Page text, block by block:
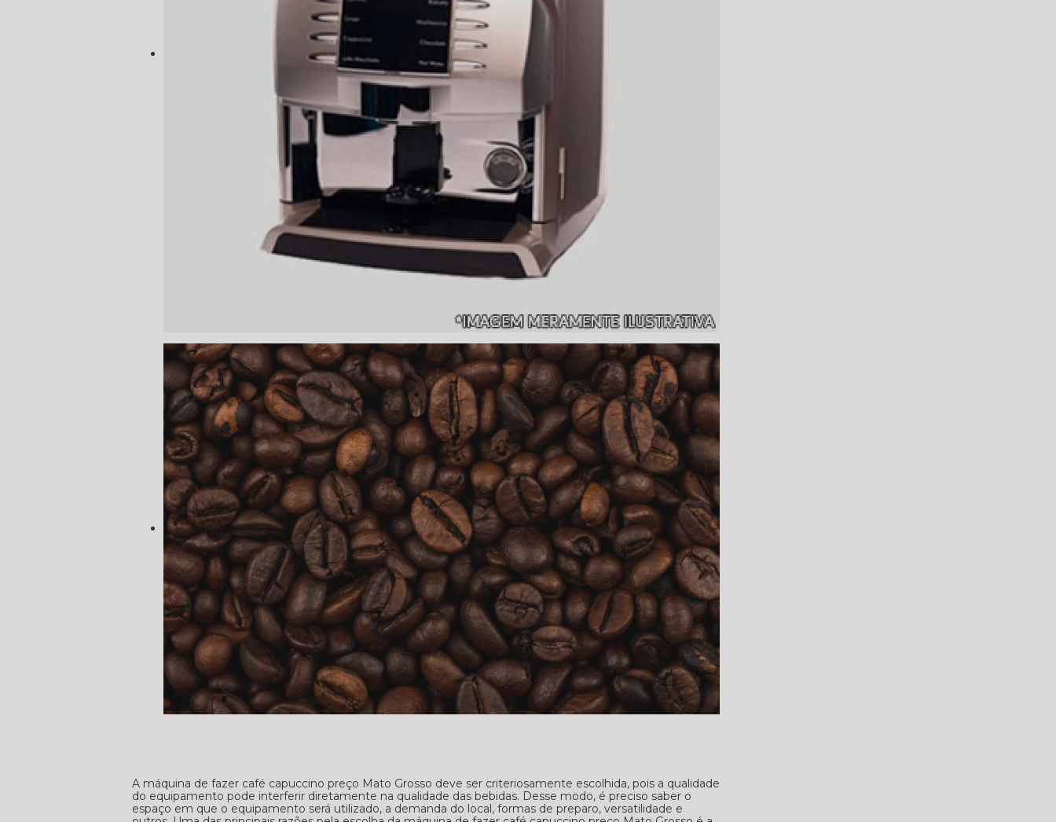
A máquina de fazer café capuccino preço Mato Grosso deve ser criteriosamente escolhida, pois a qualidade
do equipamento pode interferir diretamente na qualidade das bebidas. Desse modo, é preciso saber o
espaço em que o equipamento será utilizado, a demanda do local, formas de preparo, versatilidade e